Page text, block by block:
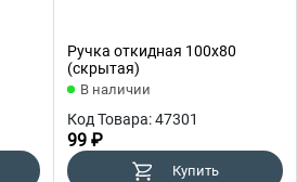
Ручка откидная 100x80
(скрытая)
В наличии
Код Товара: 47301
99 ₽
Купить